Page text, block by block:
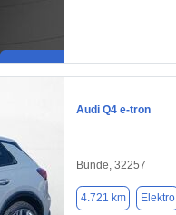
Audi Q4 e-tron
Bünde, 32257
4.721 km Elektro